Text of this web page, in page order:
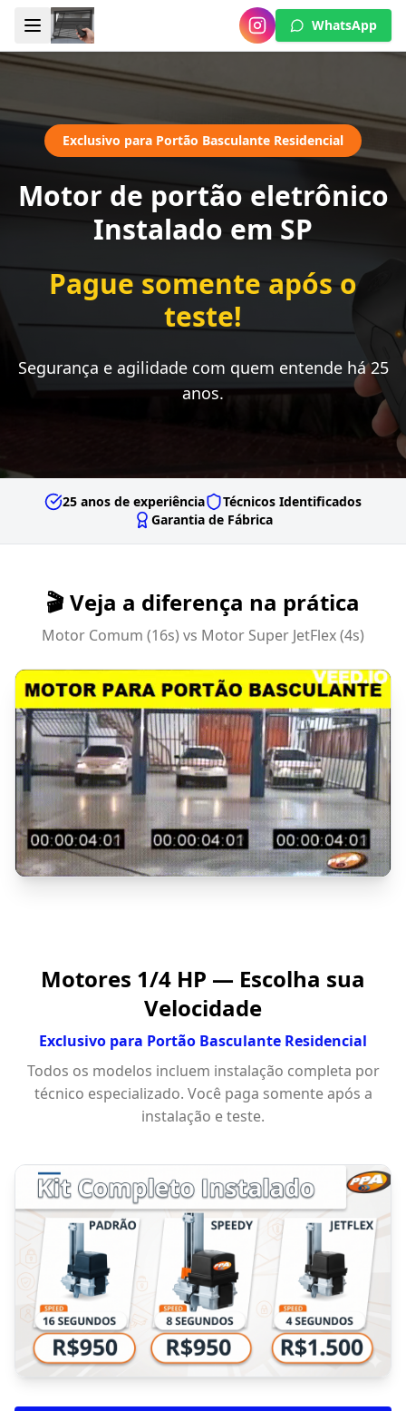
WhatsApp
Exclusivo para Portão Basculante Residencial
Motor de portão eletrônico
Instalado em SP
Pague somente após o
teste!
Segurança e agilidade com quem entende há 25
anos.
25 anos de experiência
Técnicos Identificados
Garantia de Fábrica
🎬 Veja a diferença na prática
Motor Comum (16s) vs Motor Super JetFlex (4s)
Motores 1/4 HP — Escolha sua
Velocidade
Exclusivo para Portão Basculante Residencial
Todos os modelos incluem instalação completa por
técnico especializado. Você paga somente após a
instalação e teste.